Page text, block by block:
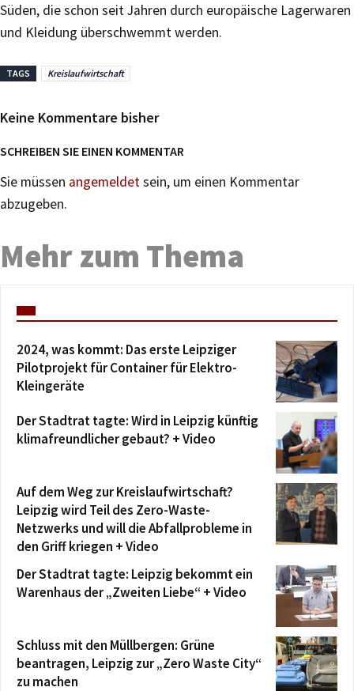
Süden, die schon seit Jahren durch europäische Lagerwaren
und Kleidung überschwemmt werden.
TAGS Kreislaufwirtschaft
Keine Kommentare bisher
SCHREIBEN SIE EINEN KOMMENTAR
Sie müssen angemeldetsein, um einen Kommentar
abzugeben.
Mehr zum Thema
2024, was kommt: Das erste Leipziger
Pilotprojekt für Container für Elektro-
Kleingeräte
Der Stadtrat tagte: Wird in Leipzig künftig
klimafreundlicher gebaut? + Video
Auf dem Weg zur Kreislaufwirtschaft?
Leipzig wird Teil des Zero-Waste-
Netzwerks und will die Abfallprobleme in
den Griff kriegen + Video
Der Stadtrat tagte: Leipzig bekommt ein
Warenhaus der „Zweiten Liebe“ + Video
Schluss mit den Müllbergen: Grüne
beantragen, Leipzig zur „Zero Waste City“
zu machen